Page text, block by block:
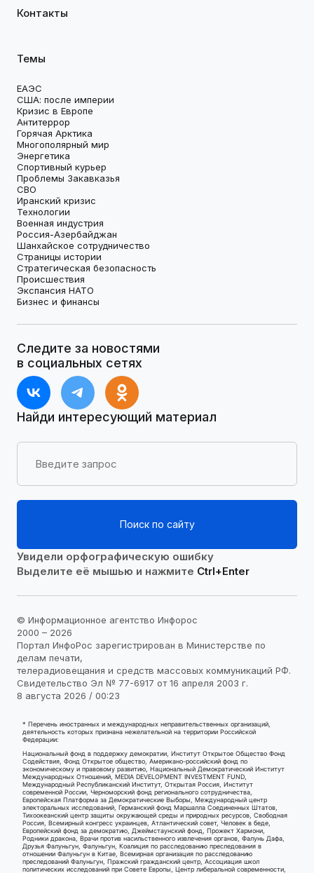
Контакты
Темы
ЕАЭС
США: после империи
Кризис в Европе
Антитеррор
Горячая Арктика
Многополярный мир
Энергетика
Спортивный курьер
Проблемы Закавказья
СВО
Иранский кризис
Технологии
Военная индустрия
Россия-Азербайджан
Шанхайское сотрудничество
Страницы истории
Стратегическая безопасность
Происшествия
Экспансия НАТО
Бизнес и финансы
Следите за новостями
в социальных сетях
Найди интересующий материал
Поиск по сайту
Увидели орфографическую ошибку
Выделите её мышью и нажмите Ctrl+Enter
© Информационное агентство Инфорос
2000 – 2026
Портал ИнфоРос зарегистрирован в Министерстве по
делам печати,
телерадиовещания и средств массовых коммуникаций РФ.
Свидетельство Эл № 77-6917 от 16 апреля 2003 г.
8 августа 2026 / 00:23